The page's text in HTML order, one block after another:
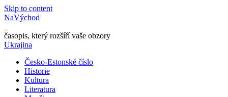
Skip to content
NaVýchod
časopis, který rozšíří vaše obzory
Ukrajina
Česko-Estonské číslo
Historie
Kultura
Literatura